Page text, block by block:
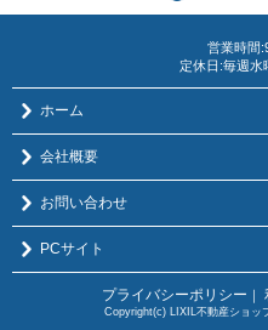
営業時間
定休日:毎週水
ホーム
会社概要
お問い合わせ
PCサイト
プライバシーポリシー ｜
Copyright(c) LIXIL不動産ショッ